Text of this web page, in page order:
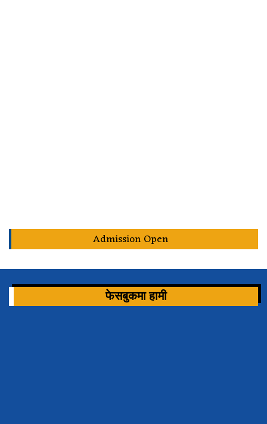
Admission Open
फेसबुकमा हामी